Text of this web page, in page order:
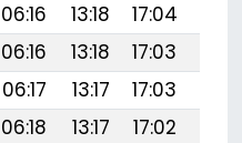
06:16 13:18 17:04
06:16 13:18 17:03
06:17 13:17 17:03
06:18 13:17 17:02